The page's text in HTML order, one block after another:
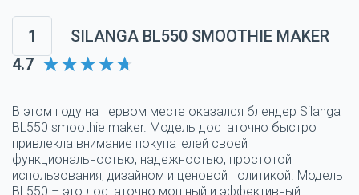
1
SILANGA BL550 SMOOTHIE MAKER
4.7
В этом году на первом месте оказался блендер Silanga
BL550 smoothie maker. Модель достаточно быстро
привлекла внимание покупателей своей
функциональностью, надежностью, простотой
использования, дизайном и ценовой политикой. Модель
BL550 – это достаточно мощный и эффективный